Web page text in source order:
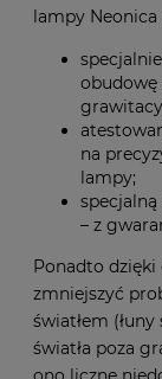
lampy Neonica
obudowę
na
lampy;
– z
Ponadto dzięki
zmniejszyć
światłem
światła poza